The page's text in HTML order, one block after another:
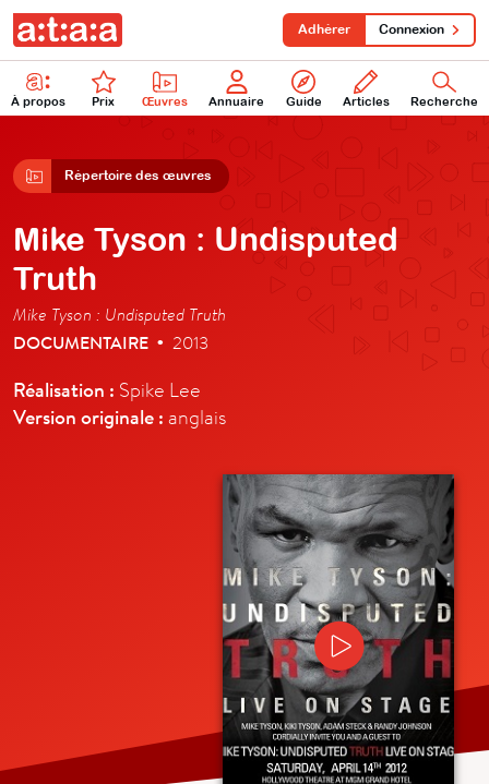
À propos Prix Œuvres Annuaire Guide Articles Recherche
Adhérer Connexion
Répertoire des œuvres
Mike Tyson : Undisputed
Truth
Mike Tyson : Undisputed Truth
DOCUMENTAIRE • 2013
Réalisation : Spike Lee
Version originale : anglais